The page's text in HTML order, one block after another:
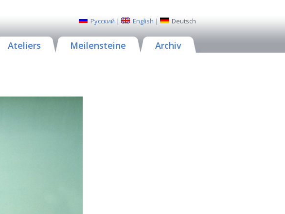
Русский | English | Deutsch
Ateliers Meilensteine Archiv